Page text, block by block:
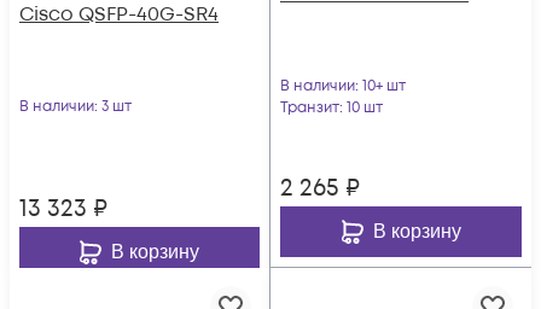
Cisco QSFP-40G-SR4
В наличии: 3 шт
13 323 ₽
В корзину
В наличии: 10+ шт
Транзит: 10 шт
2 265 ₽
В корзину